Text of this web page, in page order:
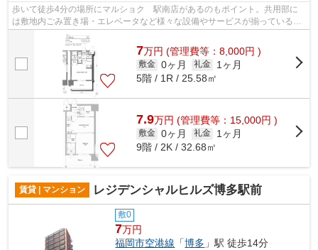
歩いて徒歩4分の場所にマルショク 駅南店があるのもポイント。共用部に
は敷地内ごみ置き場・エレベータなど様々な設備やサービスが揃っているの
で便利です。3駅利用可能なので、用途...
7万円 (管理費等：8,000円 )
敷金 0ヶ月 礼金
1ヶ月
5階 / 1R / 25.58㎡
7.9万円 (管理費等：15,000円 )
敷金 0ヶ月 礼金
1ヶ月
9階 / 2K / 32.68㎡
賃貸 | マンション レジデンシャルヒルズ博多駅前
敷0
7万円
福岡市空港線 「博多 」駅 徒歩14分